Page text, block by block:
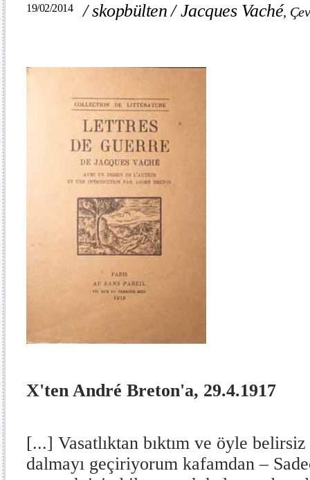
19/02/2014 /skopbülten /Jacques Vaché,
X'ten André Breton'a, 29.4.1917
[...] Vasatlıktan bıktım ve öyle
dalmayı geçiriyorum kafamdan –